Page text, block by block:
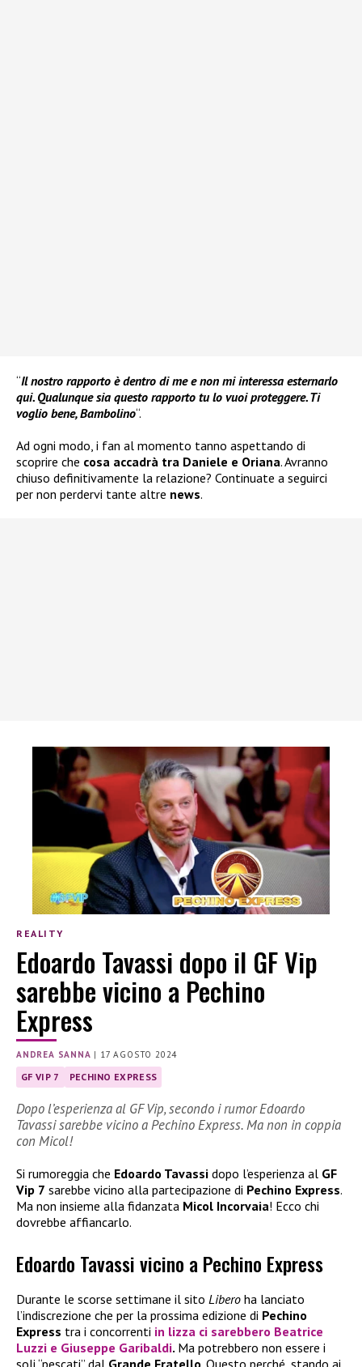
“Il nostro rapporto è dentro di me e non mi interessa esternarlo
qui. Qualunque sia questo rapporto tu lo vuoi proteggere. Ti
voglio bene, Bambolino“.
Ad ogni modo, i fan al momento tanno aspettando di
scoprire che cosa accadrà tra Daniele e Oriana. Avranno
chiuso definitivamente la relazione? Continuate a seguirci
per non perdervi tante altre news.
REALITY
Edoardo Tavassi dopo il GF Vip
sarebbe vicino a Pechino
Express
ANDREA SANNA | 17 AGOSTO 2024
GF VIP 7 PECHINO EXPRESS
Dopo l’esperienza al GF Vip, secondo i rumor Edoardo
Tavassi sarebbe vicino a Pechino Express. Ma non in coppia
con Micol!
Si rumoreggia che Edoardo Tavassi dopo l’esperienza al GF
Vip 7 sarebbe vicino alla partecipazione di Pechino Express.
Ma non insieme alla fidanzata Micol Incorvaia! Ecco chi
dovrebbe affiancarlo.
Edoardo Tavassi vicino a Pechino Express
Durante le scorse settimane il sito Libero ha lanciato
l’indiscrezione che per la prossima edizione di Pechino
Express tra i concorrenti in lizza ci sarebbero Beatrice
Luzzi e Giuseppe Garibaldi. Ma potrebbero non essere i
soli “pescati” dal Grande Fratello . Questo perché, stando ai